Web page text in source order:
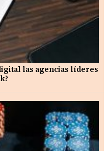
las agencias líderes